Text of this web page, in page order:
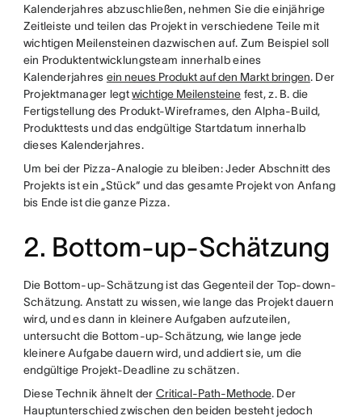
Kalenderjahres abzuschließen, nehmen Sie die einjährige
Zeitleiste und teilen das Projekt in verschiedene Teile mit
wichtigen Meilensteinen dazwischen auf. Zum Beispiel soll
ein Produktentwicklungsteam innerhalb eines
Kalenderjahres ein neues Produkt auf den Markt bringen. Der
Projektmanager legtwichtige Meilensteine fest, z. B. die
Fertigstellung des Produkt-Wireframes, den Alpha-Build,
Produkttests und das endgültige Startdatum innerhalb
dieses Kalenderjahres.
Um bei der Pizza-Analogie zu bleiben: Jeder Abschnitt des
Projekts ist ein „Stück“ und das gesamte Projekt von Anfang
bis Ende ist die ganze Pizza.
2. Bottom-up-Schätzung
Die Bottom-up-Schätzung ist das Gegenteil der Top-down-
Schätzung. Anstatt zu wissen, wie lange das Projekt dauern
wird, und es dann in kleinere Aufgaben aufzuteilen,
untersucht die Bottom-up-Schätzung, wie lange jede
kleinere Aufgabe dauern wird, und addiert sie, um die
endgültige Projekt-Deadline zu schätzen.
Diese Technik ähnelt der Critical-Path-Methode. Der
Hauptunterschied zwischen den beiden besteht jedoch